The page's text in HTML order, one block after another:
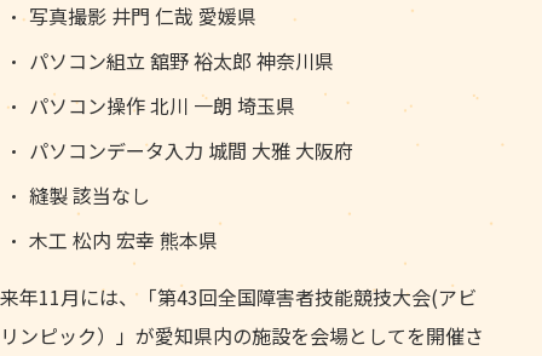
写真撮影 井門 仁哉 愛媛県
パソコン組立 舘野 裕太郎 神奈川県
パソコン操作 北川 一朗 埼玉県
パソコンデータ入力 城間 大雅 大阪府
縫製 該当なし
木工 松内 宏幸 熊本県
来年11月には、「第43回全国障害者技能競技大会(アビ
リンピック）」が愛知県内の施設を会場としてを開催さ